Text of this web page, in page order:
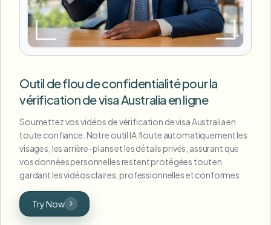
Outil de flou de confidentialité pour la
vérification de visa Australia en ligne
Soumettez vos vidéos de vérification de visa Australia en
toute confiance. Notre outil IA floute automatiquement les
visages, les arrière-plans et les détails privés, assurant que
vos données personnelles restent protégées tout en
gardant les vidéos claires, professionnelles et conformes.
Try Now